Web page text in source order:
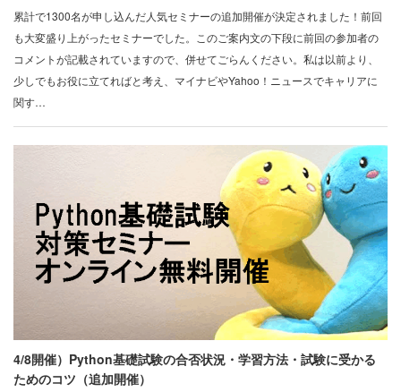
累計で1300名が申し込んだ人気セミナーの追加開催が決定されました！前回
も大変盛り上がったセミナーでした。このご案内文の下段に前回の参加者の
コメントが記載されていますので、併せてごらんください。私は以前より、
少しでもお役に立てればと考え、マイナビやYahoo！ニュースでキャリアに
関す…
4/8開催）Python基礎試験の合否状況・学習方法・試験に受かる
ためのコツ（追加開催）